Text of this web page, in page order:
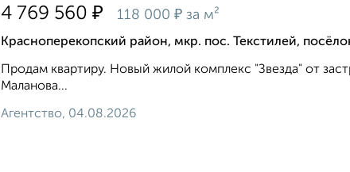
4 769 560 ₽ 118 000 ₽ за м²
Красноперекопский район, мкр. пос. Текстилей,
Продам квартиру. Новый жилой комплекс "Звезда" от
Маланова...
Агентство, 04.08.2026